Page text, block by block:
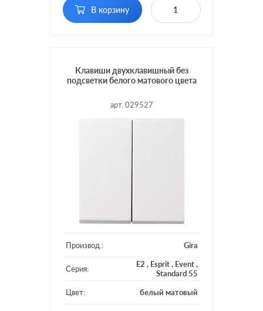
Подсветка: без подсветки
В корзину
Клавиши двухклавишный без
подсветки белого матового цвета
арт. 029527
Производ.: Gira
Серия: E2 , Esprit, Event,
Standard 55
Цвет:
белый матовый